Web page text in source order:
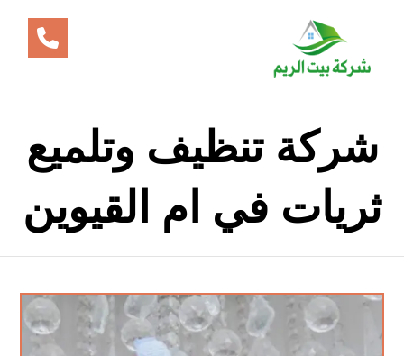
شركة تنظيف وتلميع
ثريات في ام القيوين